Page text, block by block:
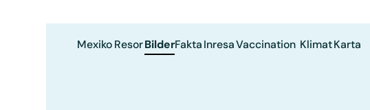
Mexiko ResorBilderFaktaInresaVaccination KlimatKarta